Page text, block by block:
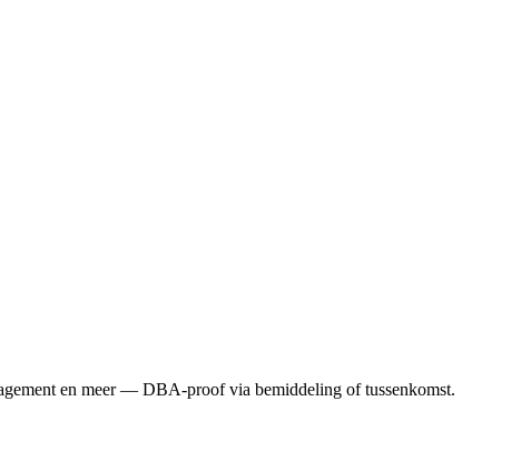
en meer — DBA-proof via bemiddeling of tussenkomst.